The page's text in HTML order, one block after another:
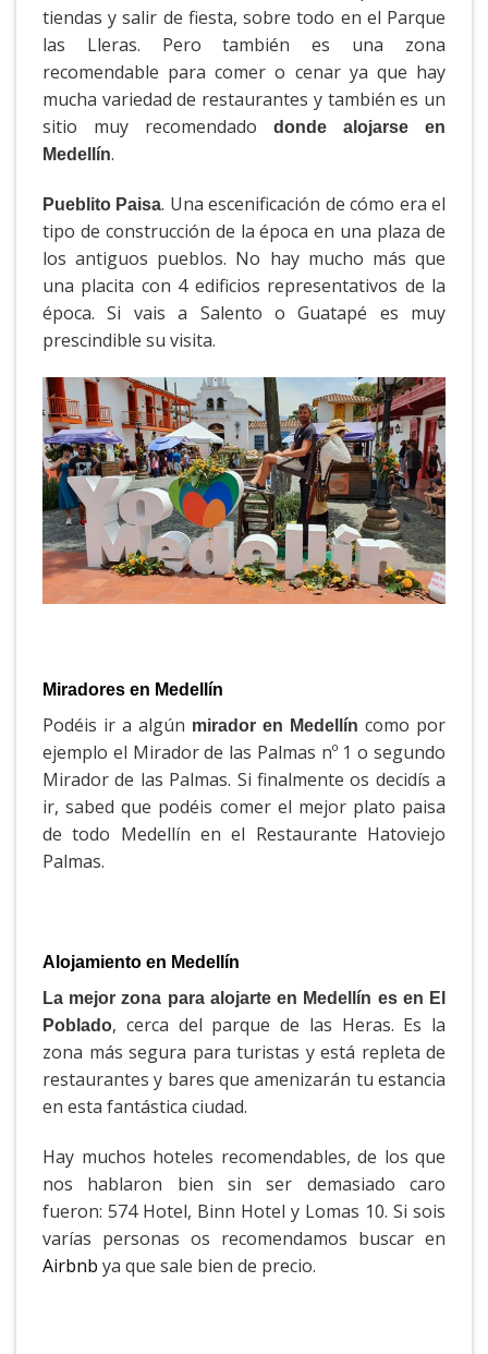
tiendas y salir de fiesta, sobre todo en el Parque
las Lleras. Pero también es una zona
recomendable para comer o cenar ya que hay
mucha variedad de restaurantes y también es un
sitio muy recomendado
donde alojarse en
Medellín.
Pueblito Paisa. Una escenificación de cómo era el
tipo de construcción de la época en una plaza de
los antiguos pueblos. No hay mucho más que
una placita con 4 edificios representativos de la
época. Si vais a Salento o Guatapé es muy
prescindible su visita.
Miradores en Medellín
Podéis ir a algún mirador en Medellín como por
ejemplo el Mirador de las Palmas nº 1 o segundo
Mirador de las Palmas. Si finalmente os decidís a
ir, sabed que podéis comer el mejor plato paisa
de todo Medellín en el Restaurante Hatoviejo
Palmas.
Alojamiento en Medellín
La mejor zona para alojarte en Medellín es en El
Poblado, cerca del parque de las Heras. Es la
zona más segura para turistas y está repleta de
restaurantes y bares que amenizarán tu estancia
en esta fantástica ciudad.
Hay muchos hoteles recomendables, de los que
nos hablaron bien sin ser demasiado caro
fueron: 574 Hotel, Binn Hotel y Lomas 10. Si sois
varías personas os recomendamos buscar en
Airbnb ya que sale bien de precio.